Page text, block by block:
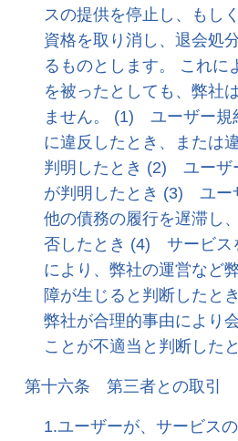
スの提供を停止し、もし
資格を取り消し、退会処
るものとします。 これに
を被ったとしても、弊社
ません。 (1) ユーザー規
に違反したとき、または
判明したとき (2) ユーザ
が判明したとき (3) ユー
他の債務の履行を遅滞し
否したとき (4) サービス
により、弊社の運営など
障が生じると判断したと
弊社が合理的事由により
ことが不適当と判断した
第十六条 第三者との取引
1.ユーザーが、サービス